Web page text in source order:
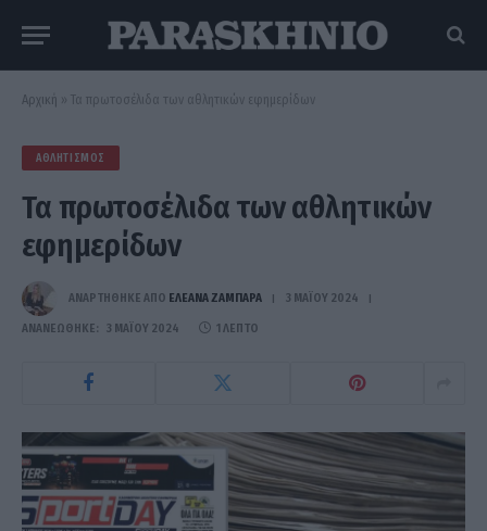
Αρχική » Τα πρωτοσέλιδα των αθλητικών εφημερίδων
ΑΘΛΗΤΙΣΜΌΣ
Τα πρωτοσέλιδα των αθλητικών
εφημερίδων
ΑΝΑΡΤΗΘΗΚΕ ΑΠΟ ΕΛΕΑΝΑ ΖΑΜΠΑΡΑ 3 ΜΑΪ́ΟΥ 2024
ΑΝΑΝΕΏΘΗΚΕ: 3 ΜΑΪ́ΟΥ 2024 1 ΛΕΠΤΌ